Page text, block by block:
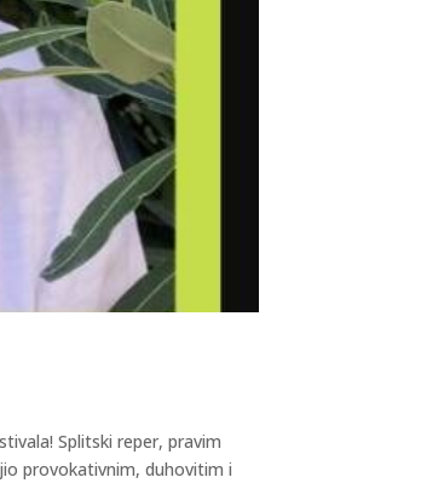
Splitski reper, pravim
provokativnim, duhovitim i